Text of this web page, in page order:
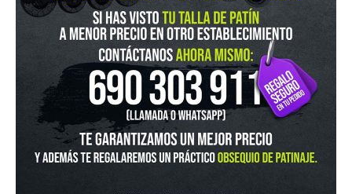
IN-GRAVITY MADRID RETIRO
Pza. Mariano de Cavia, 2
915 524 553
in-gravity@in-gravity.com
HORARIO
Lunes a Viernes de 12:00 - 20:30
Sabado De 10:00 - 20:30